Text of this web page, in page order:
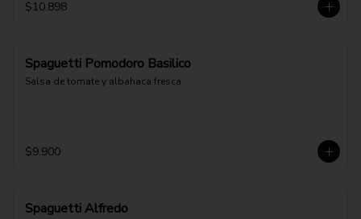
$10.898
Spaguetti Pomodoro Basilico
Salsa de tomate y albahaca fresca
$9.900
Spaguetti Alfredo